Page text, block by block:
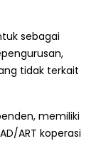
sebagai
tidak terkait
memiliki
ART koperasi